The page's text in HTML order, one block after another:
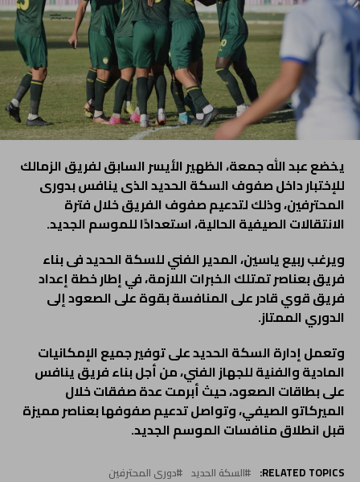
يخضع عبد الله جمعة، الظهير الأيسر السابق لفريق الزمالك
للإختبار داخل صفوف السكة الحديد الذى ينافس بدورى
المحترفين، وذلك لتدعيم صفوف الفريق خلال فترة
الانتقالات الصيفية الحالية، استعدادًا للموسم الجديد.
ويرغب ربيع ياسين، المدير الفني للسكة الحديد فى بناء
فريق بعناصر تمتلك الخبرات اللازمة، في إطار خطة إعداد
فريق قوي قادر على المنافسة بقوة على الصعود إلى
الدوري الممتاز.
وتعمل إدارة السكة الحديد على توفير جميع الإمكانيات
المادية والفنية للجهاز الفني، من أجل بناء فريق ينافس
على بطاقات الصعود، حيث أبرمت عدة صفقات خلال
الميركاتو الصيفي، وتواصل تدعيم صفوفها بعناصر مميزة
قبل انطلاق منافسات الموسم الجديد.
RELATED TOPICS: السكة الحديد دورى المحترفين